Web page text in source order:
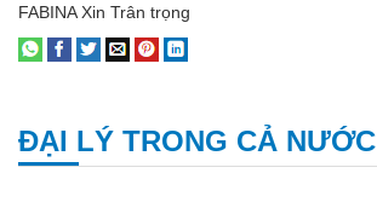
FABINA Xin Trân trọng
ĐẠI LÝ TRONG CẢ NƯỚC